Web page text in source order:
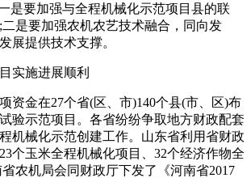
是要加强与全程机械化示范项目县的联
是要加强农机农艺技术融合，同向发
展提供技术支撑。
实施进展顺利
资金在27个省(区、市)140个县(市、区)布
验示范项目。各省纷纷争取地方财政配套
机械化示范创建工作。山东省利用省财政
个玉米全程机械化项目、32个经济作物全
农机局会同财政厅下发了《河南省2017